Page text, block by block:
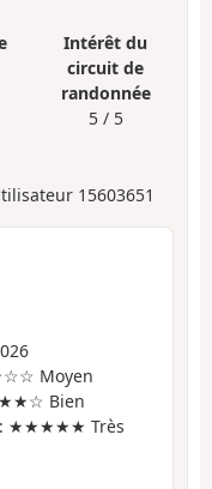
Intérêt du
circuit de
randonnée
5 / 5
15603651
Moyen
Bien
: ★★★★★ Très